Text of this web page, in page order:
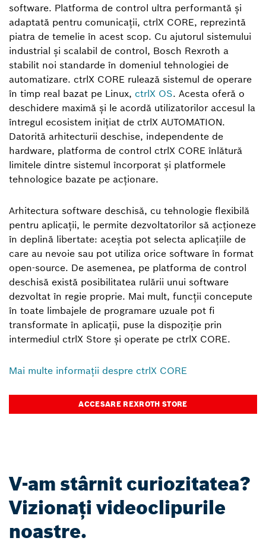
software. Platforma de control ultra performantă și
adaptată pentru comunicații, ctrlX CORE, reprezintă
piatra de temelie în acest scop. Cu ajutorul sistemului
industrial și scalabil de control, Bosch Rexroth a
stabilit noi standarde în domeniul tehnologiei de
automatizare. ctrlX CORE rulează sistemul de operare
în timp real bazat pe Linux, ctrlX OS. Acesta oferă o
deschidere maximă și le acordă utilizatorilor accesul la
întregul ecosistem inițiat de ctrlX AUTOMATION.
Datorită arhitecturii deschise, independente de
hardware, platforma de control ctrlX CORE înlătură
limitele dintre sistemul încorporat și platformele
tehnologice bazate pe acționare.
Arhitectura software deschisă, cu tehnologie flexibilă
pentru aplicații, le permite dezvoltatorilor să acționeze
în deplină libertate: aceștia pot selecta aplicațiile de
care au nevoie sau pot utiliza orice software în format
open-source. De asemenea, pe platforma de control
deschisă există posibilitatea rulării unui software
dezvoltat în regie proprie. Mai mult, funcții concepute
în toate limbajele de programare uzuale pot fi
transformate în aplicații, puse la dispoziție prin
intermediul ctrlX Store și operate pe ctrlX CORE.
Mai multe informații despre ctrlX CORE
ACCESARE REXROTH STORE
V-am stârnit curiozitatea?
Vizionați videoclipurile
noastre.